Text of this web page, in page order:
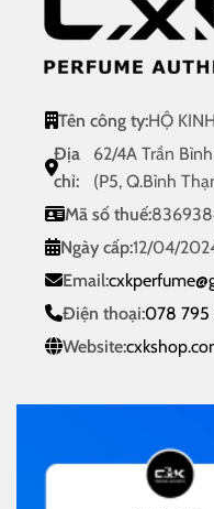
Tên công ty:HỘ
Địa
chỉ:
62/4A Trần
(P5, Q.Bình
Mã số thuế:
Ngày cấp:12/04/
Email:
Điện thoại:078 795
Website: